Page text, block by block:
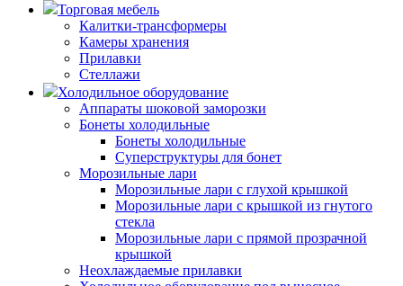
Торговая мебель
Калитки-трансформеры
Камеры хранения
Прилавки
Стеллажи
Холодильное оборудование
Аппараты шоковой заморозки
Бонеты холодильные
Бонеты холодильные
Суперструктуры для бонет
Морозильные лари
Морозильные лари с глухой крышкой
Морозильные лари с крышкой из гнутого
стекла
Морозильные лари с прямой прозрачной
крышкой
Неохлаждаемые прилавки